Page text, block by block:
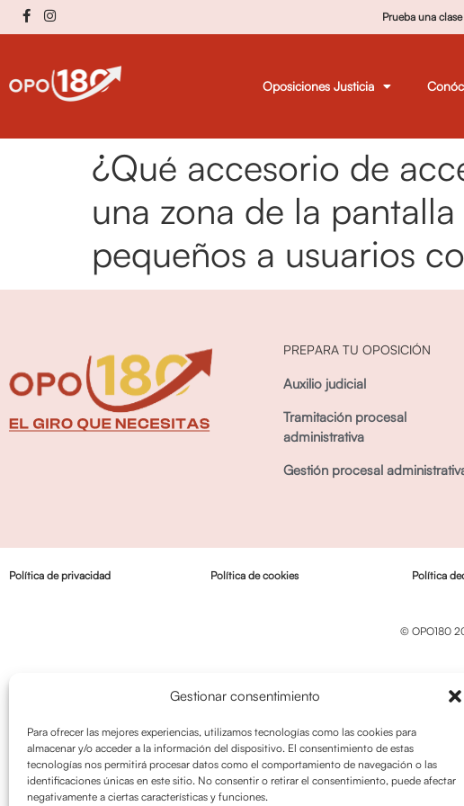
Gestionar consentimiento
Para ofrecer las mejores experiencias, utilizamos tecnologías como las cookies para
almacenar y/o acceder a la información del dispositivo. El consentimiento de estas
tecnologías nos permitirá procesar datos como el comportamiento de navegación o las
identificaciones únicas en este sitio. No consentir o retirar el consentimiento, puede afectar
negativamente a ciertas características y funciones.
Prueba una
Oposiciones Justicia
¿Qué accesorio de
una zona de la
pequeños a usuarios
PREPARA TU OPOSICIÓN
Auxilio judicial
Tramitación procesal
administrativa
Gestión procesal
Política de privacidad Política de cookies Política
© OPO180